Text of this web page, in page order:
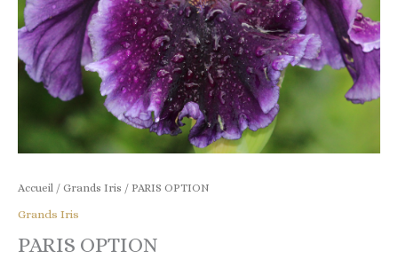
Accueil / Grands Iris / PARIS OPTION
Grands Iris
PARIS OPTION